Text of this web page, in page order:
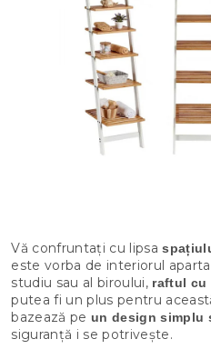
Vă confruntați cu lipsa
este vorba de interiorul
studiu sau al biroului, raftul cu
putea fi un plus pentru
bazează pe un design simplu
siguranță i se potrivește.